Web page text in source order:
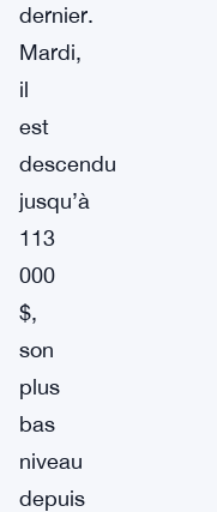
dernier.
Mardi,
il
est
descendu
jusqu’à
113
000
$,
son
plus
bas
niveau
depuis